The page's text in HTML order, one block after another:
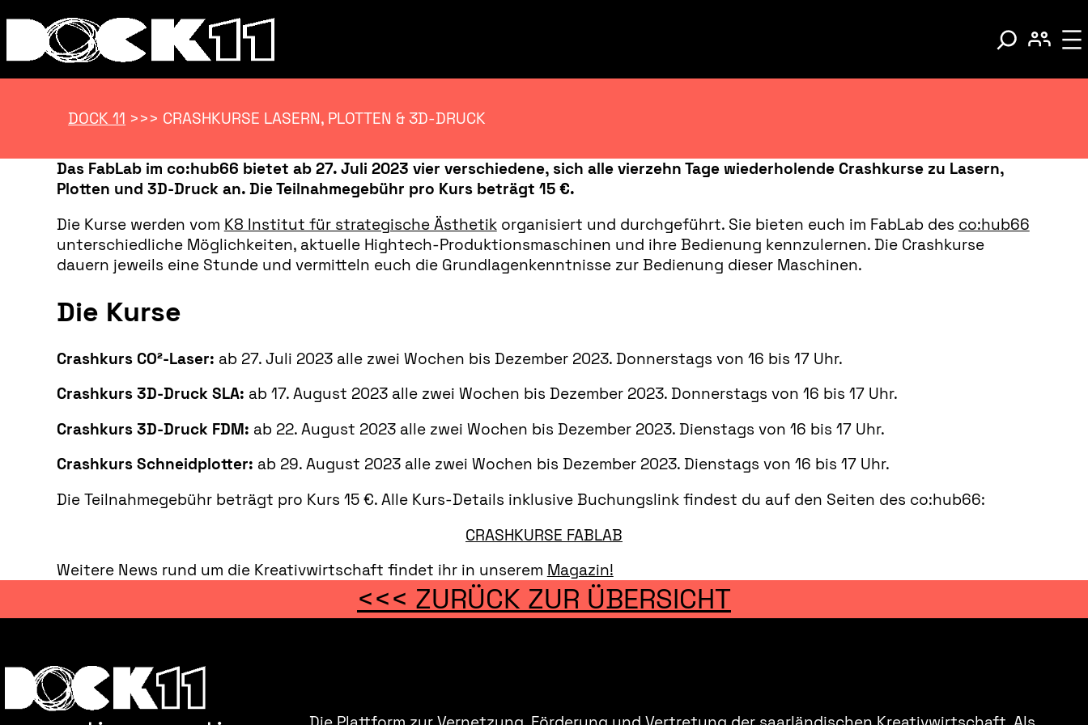
DOCK 11 >>> CRASHKURSE LASERN, PLOTTEN & 3D-DRUCK
Das FabLab im co:hub66 bietet ab 27. Juli 2023 vier verschiedene, sich alle vierzehn Tage wiederholende Crashkurse zu Lasern,
Plotten und 3D-Druck an. Die Teilnahmegebühr pro Kurs beträgt 15 €.
Die Kurse werden vom K8 Institut für strategische Ästhetikorganisiert und durchgeführt. Sie bieten euch im FabLab des co:hub66
unterschiedliche Möglichkeiten, aktuelle Hightech-Produktionsmaschinen und ihre Bedienung kennzulernen. Die Crashkurse
dauern jeweils eine Stunde und vermitteln euch die Grundlagenkenntnisse zur Bedienung dieser Maschinen.
Die Kurse
Crashkurs CO²-Laser: ab 27. Juli 2023 alle zwei Wochen bis Dezember 2023. Donnerstags von 16 bis 17 Uhr.
Crashkurs 3D-Druck SLA: ab 17. August 2023 alle zwei Wochen bis Dezember 2023. Donnerstags von 16 bis 17 Uhr.
Crashkurs 3D-Druck FDM: ab 22. August 2023 alle zwei Wochen bis Dezember 2023. Dienstags von 16 bis 17 Uhr.
Crashkurs Schneidplotter: ab 29. August 2023 alle zwei Wochen bis Dezember 2023. Dienstags von 16 bis 17 Uhr.
Die Teilnahmegebühr beträgt pro Kurs 15 €. Alle Kurs-Details inklusive Buchungslink findest du auf den Seiten des co:hub66:
CRASHKURSE FABLAB
Weitere News rund um die Kreativwirtschaft findet ihr in unserem Magazin!
<<< ZURÜCK ZUR ÜBERSICHT